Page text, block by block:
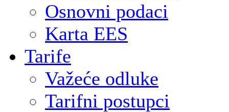
Osnovni podaci
Karta EES
Tarife
Važeće odluke
Tarifni postupci